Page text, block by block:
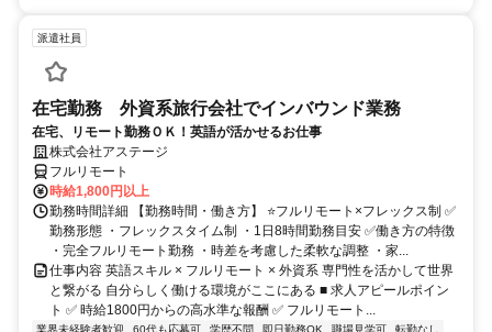
派遣社員
在宅勤務 外資系旅行会社でインバウンド業務
在宅、リモート勤務ＯＫ！英語が活かせるお仕事
株式会社アステージ
フルリモート
時給1,800円以上
勤務時間詳細 【勤務時間・働き方】 ⭐フルリモート×フレックス制 ✅
勤務形態 ・フレックスタイム制 ・1日8時間勤務目安 ✅働き方の特徴
・完全フルリモート勤務 ・時差を考慮した柔軟な調整 ・家...
仕事内容 英語スキル × フルリモート × 外資系 専門性を活かして世界
と繋がる 自分らしく働ける環境がここにある ■ 求人アピールポイン
ト ✅ 時給1800円からの高水準な報酬 ✅ フルリモート...
業界未経験者歓迎 60代も応募可 学歴不問 即日勤務OK 職場見学可
転勤なし